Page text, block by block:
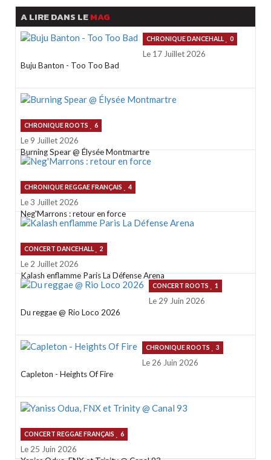
A LIRE DANS LEMAG
CHRONIQUE DANCEHALL 0
Le 17 Juillet 2026
Buju Banton - Too Too Bad
CHRONIQUE ROOTS 6
Le 9 Juillet 2026
Burning Spear @ Élysée Montmartre
CHRONIQUE REGGAE FRANÇAIS 4
Le 3 Juillet 2026
Neg'Marrons : retour en force
CONCERT DANCEHALL 2
Le 2 Juillet 2026
Kalash enflamme Paris La Défense Arena
CONCERT ROOTS 1
Le 29 Juin 2026
Du reggae @ Rio Loco 2026
CHRONIQUE ROOTS 3
Le 26 Juin 2026
Capleton - Heights Of Fire
CONCERT REGGAE FRANÇAIS 6
Le 25 Juin 2026